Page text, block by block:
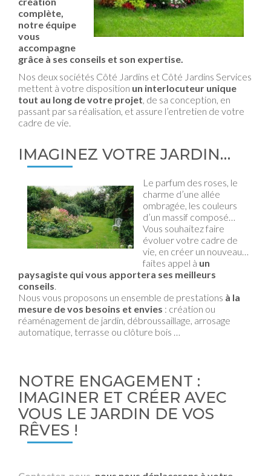
complète,
notre équipe
vous
accompagne
grâce à ses conseils et son expertise.
Nos deux sociétés Côté Jardins et Côté Jardins Services
mettent à votre disposition un interlocuteur unique
tout au long de votre projet, de sa conception, en
passant par sa réalisation, et assure l’entretien de votre
cadre de vie.
IMAGINEZ VOTRE JARDIN…
Le parfum des roses, le
charme d’une allée
ombragée, les couleurs
d’un massif composé…
Vous souhaitez faire
évoluer votre cadre de
vie, en créer un nouveau…
faites appel à un
paysagiste qui vous apportera ses meilleurs
conseils.
Nous vous proposons un ensemble de prestations à la
mesure de vos besoins et envies : création ou
réaménagement de jardin, débroussaillage, arrosage
automatique, terrasse ou clôture bois …
NOTRE ENGAGEMENT :
IMAGINER ET CRÉER AVEC
VOUS LE JARDIN DE VOS
RÊVES !